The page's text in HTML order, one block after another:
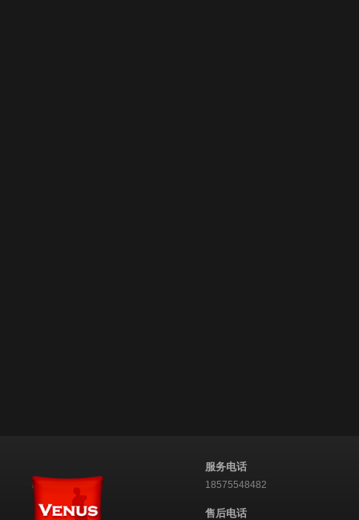
服务电话
18575548482
售后电话